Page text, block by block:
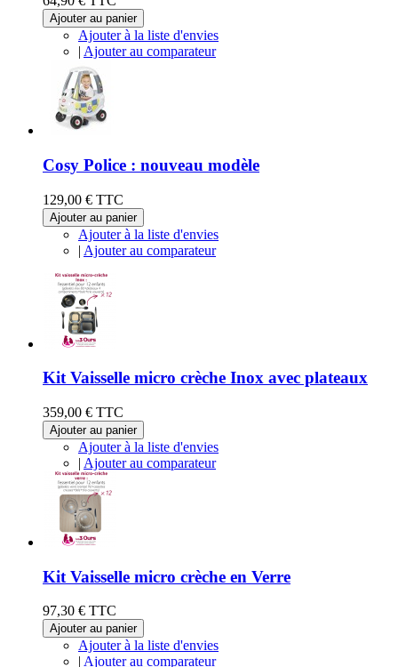
Ajouter au panier
Ajouter à la liste d'envies
| Ajouter au comparateur
Cosy Police : nouveau modèle
129,00 € TTC
Ajouter au panier
Ajouter à la liste d'envies
| Ajouter au comparateur
Kit Vaisselle micro crèche Inox avec plateaux
359,00 € TTC
Ajouter au panier
Ajouter à la liste d'envies
| Ajouter au comparateur
Kit Vaisselle micro crèche en Verre
97,30 € TTC
Ajouter au panier
Ajouter à la liste d'envies
| Ajouter au comparateur